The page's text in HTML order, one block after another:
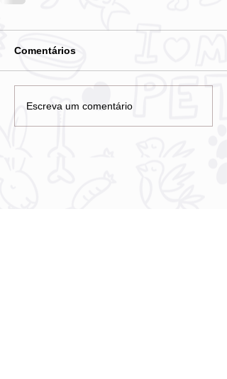
Comentários
Escreva um comentário